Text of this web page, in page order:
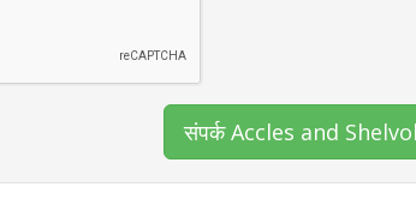
संपर्क Accles and